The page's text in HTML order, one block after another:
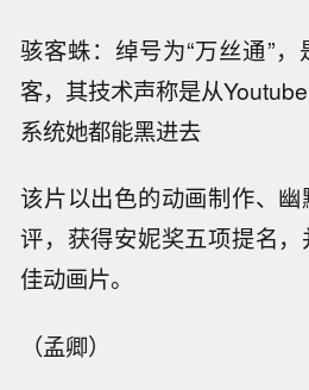
骇客蛛：绰号为“万丝通”
客，其技术声称是从
系统她都能黑进去
该片以出色的动画制作、
评，获得安妮奖五项提名
佳动画片。
（孟卿）